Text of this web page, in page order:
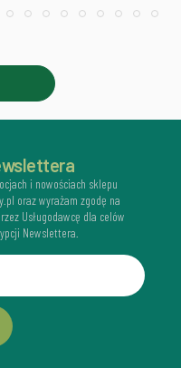
i nowościach sklepu
oraz wyrażam zgodę na
Usługodawcę dla celów
Newslettera.